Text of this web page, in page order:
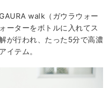
walk（ガウラウォー
ーターをボトルに入れてス
が行われ、たった5分で高濃
イテム。